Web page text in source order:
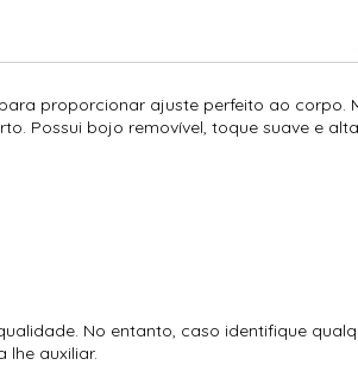
proporcionar ajuste perfeito ao corpo.
Possui bojo removível, toque suave e
No entanto, caso identifique
lhe auxiliar.